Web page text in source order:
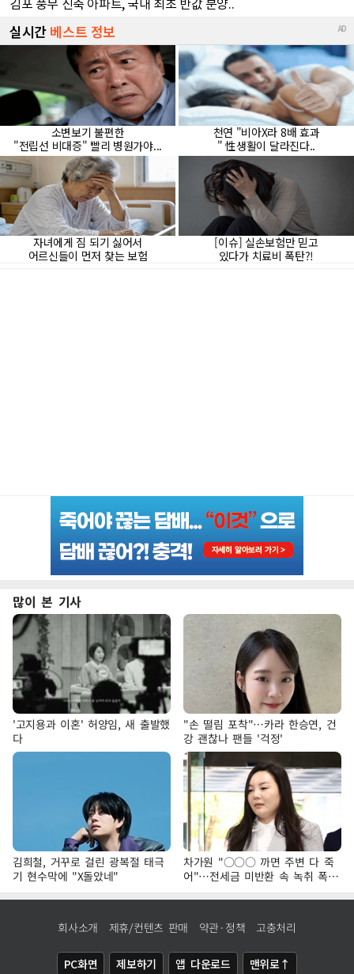
많이 본 기사
'고지용과 이혼' 허양임, 새 출발했
다
"손 떨림 포착"…카라 한승연, 건
강 괜찮나 팬들 '걱정'
김희철, 거꾸로 걸린 광복절 태극
기 현수막에 "X돌았네"
차가원 "○○○ 까면 주변 다 죽
어"…전세금 미반환 속 녹취 폭로
파장
회사소개 제휴/컨텐츠 판매 약관·정책 고충처리
PC화면 제보하기 앱 다운로드 맨위로↑